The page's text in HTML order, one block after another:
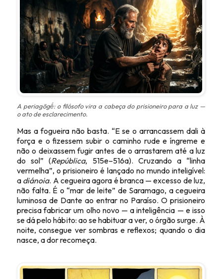
A periagōgḗ: o filósofo vira a cabeça do prisioneiro para a luz —
o ato de esclarecimento.
Mas a fogueira não basta. “E se o arrancassem dali à
força e o fizessem subir o caminho rude e íngreme e
não o deixassem fugir antes de o arrastarem até a luz
do sol” (República, 515e–516a). Cruzando a “linha
vermelha”, o prisioneiro é lançado no mundo inteligível:
a diánoia. A cegueira agora é branca — excesso de luz,
não falta. É o “mar de leite” de Saramago, a cegueira
luminosa de Dante ao entrar no Paraíso. O prisioneiro
precisa fabricar um olho novo — a inteligência — e isso
se dá pelo hábito: ao se habituar a ver, o órgão surge. À
noite, consegue ver sombras e reflexos; quando o dia
nasce, a dor recomeça.